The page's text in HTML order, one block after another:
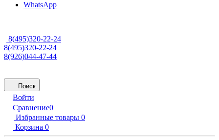
WhatsApp
8(495)320-22-24
8(495)320-22-24
8(926)044-47-44
Поиск
Войти
Сравнение0
Избранные товары 0
Корзина 0